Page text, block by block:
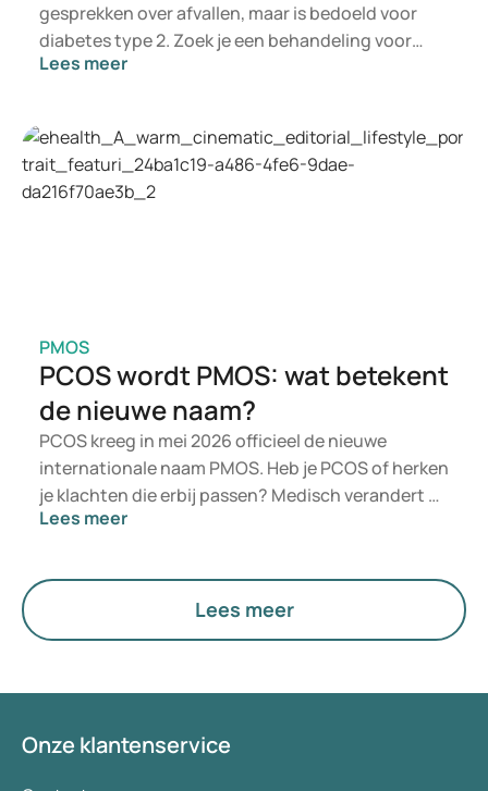
gesprekken over afvallen, maar is bedoeld voor
diabetes type 2. Zoek je een behandeling voor
gewichtsbeheersing, dan komen eerder middelen
van je gezondheid, BMI en medicijngebruik.
Lees meer
PMOS
PCOS wordt PMOS: wat betekent
de nieuwe naam?
PCOS kreeg in mei 2026 officieel de nieuwe
internationale naam PMOS. Heb je PCOS of herken
je klachten die erbij passen? Medisch verandert er
niet direct iets. De nieuwe term legt meer nadruk
eierstokken.
Lees meer
Lees meer
Onze klantenservice